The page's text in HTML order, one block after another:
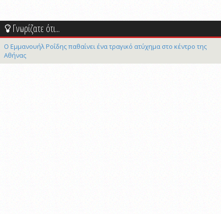
Γνωρίζατε ότι...
Ο Εμμανουήλ Ροΐδης παθαίνει ένα τραγικό ατύχημα στο κέντρο της
Αθήνας